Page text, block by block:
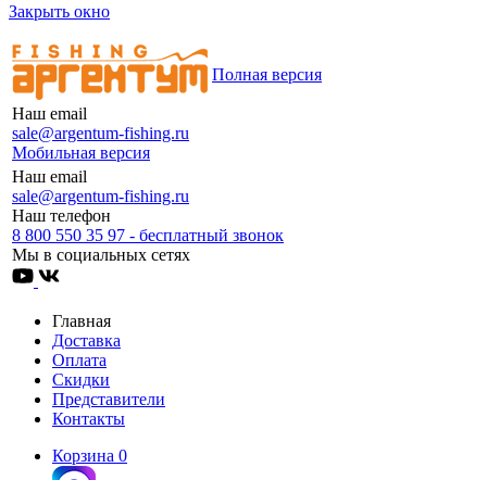
Закрыть окно
Наш email
sale@argentum-fishing.ru
Мобильная версия
Полная версия
Наш email
sale@argentum-fishing.ru
Наш телефон
8 800 550 35 97 - бесплатный звонок
Мы в социальных сетях
Главная
Доставка
Оплата
Скидки
Представители
Контакты
Корзина 0